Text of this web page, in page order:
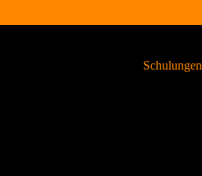
Schulungen